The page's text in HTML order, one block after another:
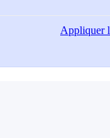
Appliquer